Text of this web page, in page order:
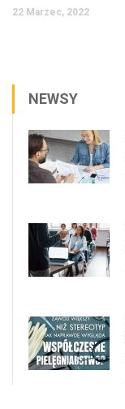
22 Marzec, 2022
NEWSY